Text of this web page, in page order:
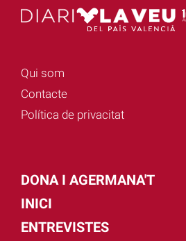
Qui som
Contacte
Política de privacitat
DONA I AGERMANA'T
INICI
ENTREVISTES